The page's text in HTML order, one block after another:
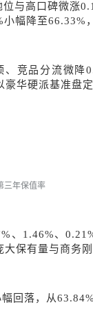
与高口碑微涨
幅降至66.33%
竞品分流微
华硬派基准盘定
三年保值率
、1.46%、
保有量与商务刚
回落，从